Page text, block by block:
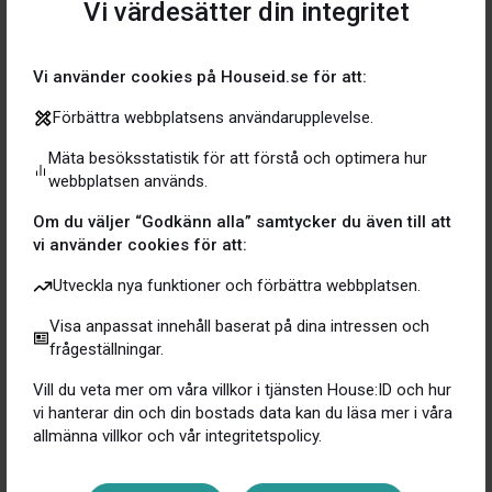
Vi värdesätter din integritet
Vi använder cookies på Houseid.se för att:
Förbättra webbplatsens användarupplevelse.
Mäta besöksstatistik för att förstå och optimera hur
webbplatsen används.
Om du väljer “Godkänn alla” samtycker du även till att
vi använder cookies för att:
Utveckla nya funktioner och förbättra webbplatsen.
Visa anpassat innehåll baserat på dina intressen och
frågeställningar.
Vill du veta mer om våra villkor i tjänsten House:ID och hur
vi hanterar din och din bostads data kan du läsa mer i våra
allmänna villkor och vår integritetspolicy.
hjälp vid din fingertopp.
Hur gör jag?
Nu kan du göra förfrågan via Done under Experter på
ditt HusID. Med ett enkelt tryck med fingertoppen så
matchar de ihop kund med en hantverkare för ett
videosamtal och därefter skickas offerten. Snabbt och
information på samma ställe. I appen hittar du dem
under Experter på ditt hus:ID och där hittar du all info
inklusive erbjudande!
Mer om Done